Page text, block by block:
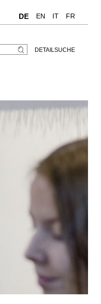
DE EN IT FR
DETAILSUCHE